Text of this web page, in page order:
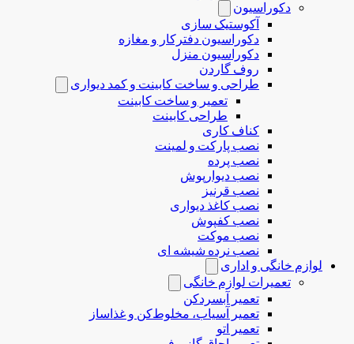
دکوراسیون
آکوستیک سازی
دکوراسیون دفترکار و مغازه
دکوراسیون منزل
روف گاردن
طراحی و ساخت کابینت و کمد دیواری
تعمیر و ساخت کابینت
طراحی کابینت
کناف کاری
نصب پارکت و لمینت
نصب پرده
نصب دیوارپوش
نصب قرنیز
نصب کاغذ دیواری
نصب کفپوش
نصب موکت
نصب نرده شیشه ای
لوازم خانگی و اداری
تعمیرات لوازم خانگی
تعمیر آبسردکن
تعمیر آسیاب، مخلوط‌کن و غذاساز
تعمیر اتو